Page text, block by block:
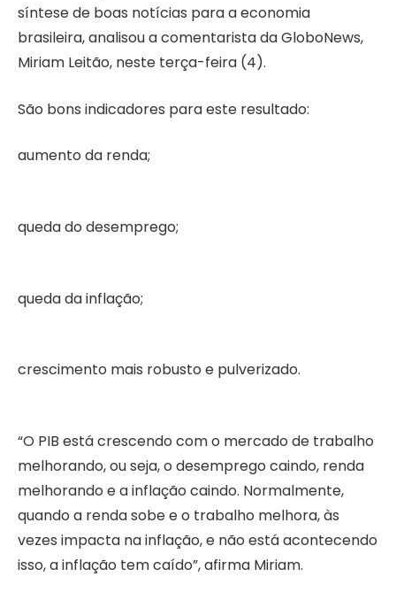
síntese de boas notícias para a economia
brasileira, analisou a comentarista da GloboNews,
Miriam Leitão, neste terça-feira (4).
São bons indicadores para este resultado:
aumento da renda;
queda do desemprego;
queda da inflação;
crescimento mais robusto e pulverizado.
“O PIB está crescendo com o mercado de trabalho
melhorando, ou seja, o desemprego caindo, renda
melhorando e a inflação caindo. Normalmente,
quando a renda sobe e o trabalho melhora, às
vezes impacta na inflação, e não está acontecendo
isso, a inflação tem caído”, afirma Miriam.